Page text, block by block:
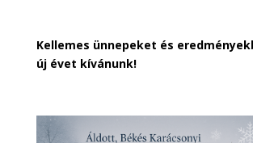
Kellemes ünnepeket és
új évet kívánunk!